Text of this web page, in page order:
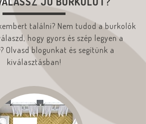
találni? Nem tudod a burkolók
hogy gyors és szép legyen a
Olvasd blogunkat és segítünk a
kiválasztásban!